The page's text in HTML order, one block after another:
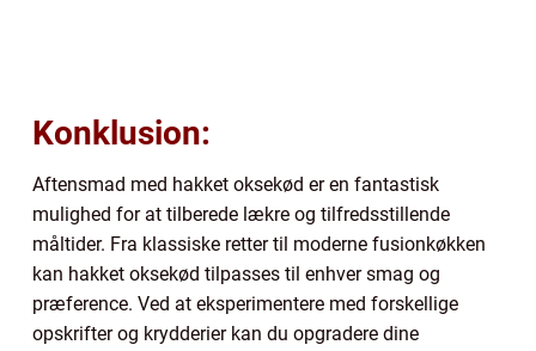
Konklusion:
Aftensmad med hakket oksekød er en fantastisk
mulighed for at tilberede lækre og tilfredsstillende
måltider. Fra klassiske retter til moderne fusionkøkken
kan hakket oksekød tilpasses til enhver smag og
præference. Ved at eksperimentere med forskellige
opskrifter og krydderier kan du opgradere dine